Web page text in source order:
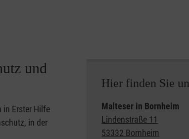
und
in Erster Hilfe
in der
Hier finden Sie
Malteser in Bornheim
Lindenstraße 11
53332 Bornheim